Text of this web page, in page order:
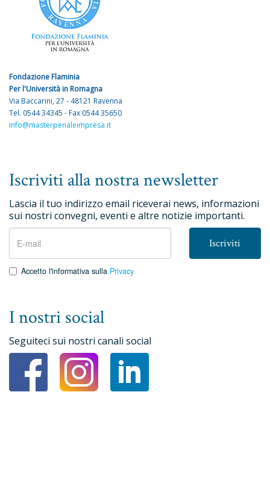
Fondazione Flaminia
Per l'Università in Romagna
Via Baccarini, 27 - 48121 Ravenna
Tel. 0544 34345 - Fax 0544 35650
info@masterpenaleimpresa.it
Iscriviti alla nostra newsletter
Lascia il tuo indirizzo email riceverai news, informazioni
sui nostri convegni, eventi e altre notizie importanti.
Iscriviti
Accetto l'informativa sulla Privacy
I nostri social
Seguiteci sui nostri canali social